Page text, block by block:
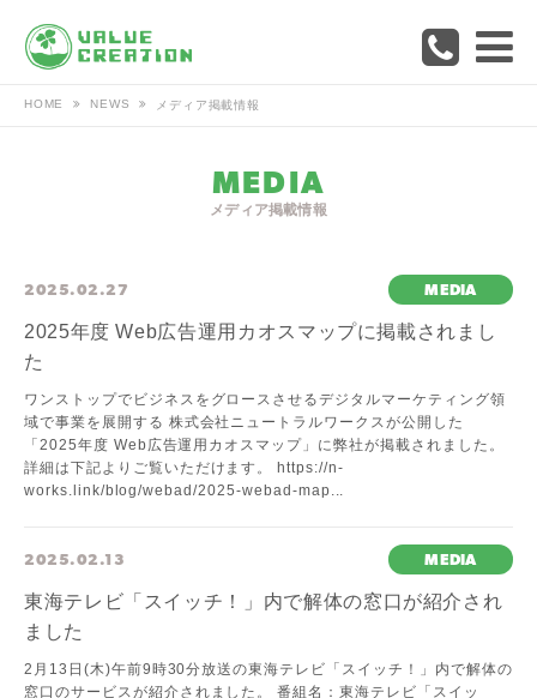
HOME NEWS メディア掲載情報
MEDIA
メディア掲載情報
2025.02.27 MEDIA
2025年度 Web広告運用カオスマップに掲載されまし
た
ワンストップでビジネスをグロースさせるデジタルマーケティング領
域で事業を展開する 株式会社ニュートラルワークスが公開した
「2025年度 Web広告運用カオスマップ」に弊社が掲載されました。
詳細は下記よりご覧いただけます。 https://n-
works.link/blog/webad/2025-webad-map...
2025.02.13 MEDIA
東海テレビ「スイッチ！」内で解体の窓口が紹介され
ました
2月13日(木)午前9時30分放送の東海テレビ「スイッチ！」内で解体の
窓口のサービスが紹介されました。 番組名：東海テレビ「スイッ